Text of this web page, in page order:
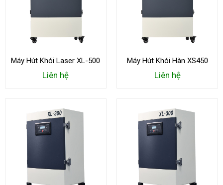
Máy Hút Khói Laser XL-500
Liên hệ
Máy Hút Khói Hàn XS450
Liên hệ